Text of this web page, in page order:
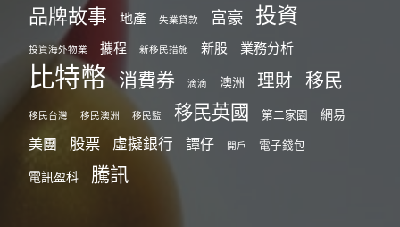
品牌故事 地產 失業貸款 富豪 投資
投資海外物業 攜程 新移民措施 新股 業務分析
比特幣 消費券 滴滴 澳洲 理財 移民
移民台灣 移民澳洲 移民監 移民英國 第二家園 網易
美團 股票 虛擬銀行 譚仔 開戶 電子錢包
電訊盈科 騰訊